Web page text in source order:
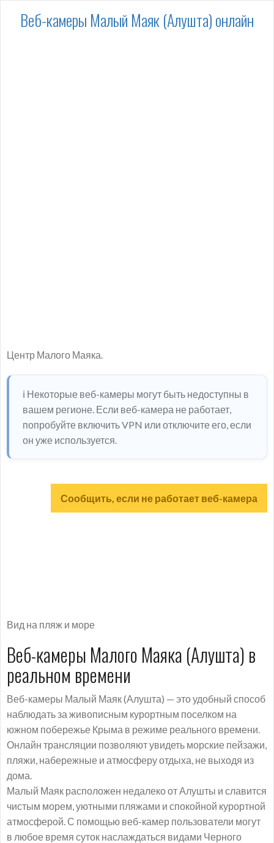
Веб-камеры Малый Маяк (Алушта) онлайн
Центр Малого Маяка.
ℹ️ Некоторые веб-камеры могут быть недоступны в
вашем регионе. Если веб-камера не работает,
попробуйте включить VPN или отключите его, если
он уже используется.
Сообщить, если не работает веб-камера
Вид на пляж и море
Веб-камеры Малого Маяка (Алушта) в
реальном времени
Веб-камеры Малый Маяк (Алушта) — это удобный способ
наблюдать за живописным курортным поселком на
южном побережье Крыма в режиме реального времени.
Онлайн трансляции позволяют увидеть морские пейзажи,
пляжи, набережные и атмосферу отдыха, не выходя из
дома.
Малый Маяк расположен недалеко от Алушты и славится
чистым морем, уютными пляжами и спокойной курортной
атмосферой. С помощью веб-камер пользователи могут
в любое время суток наслаждаться видами Черного